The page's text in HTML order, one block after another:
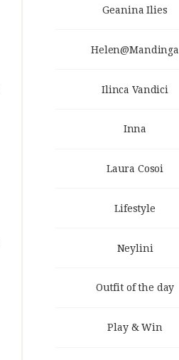
Geanina Ilies
Helen@Mandinga
Ilinca Vandici
Inna
Laura Cosoi
Lifestyle
Neylini
Outfit of the day
Play & Win